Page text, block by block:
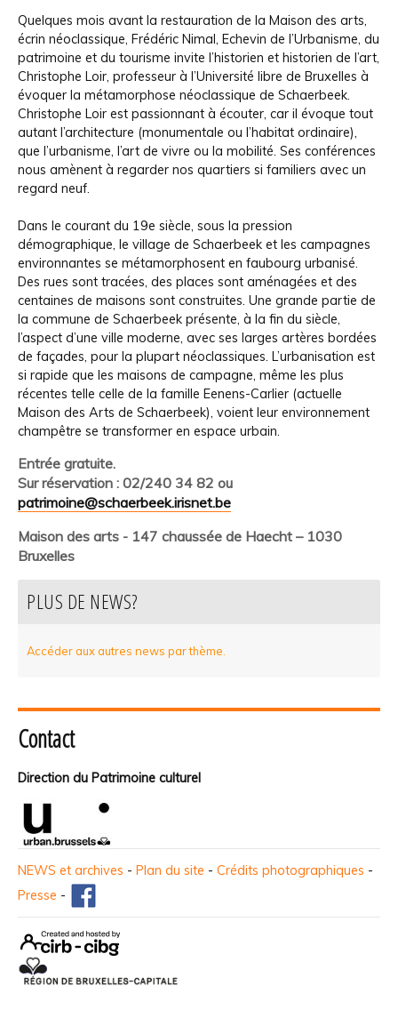
Quelques mois avant la restauration de la Maison des arts,
écrin néoclassique, Frédéric Nimal, Echevin de l’Urbanisme, du
patrimoine et du tourisme invite l’historien et historien de l’art,
Christophe Loir, professeur à l’Université libre de Bruxelles à
évoquer la métamorphose néoclassique de Schaerbeek.
Christophe Loir est passionnant à écouter, car il évoque tout
autant l’architecture (monumentale ou l’habitat ordinaire),
que l’urbanisme, l’art de vivre ou la mobilité. Ses conférences
nous amènent à regarder nos quartiers si familiers avec un
regard neuf.
Dans le courant du 19e siècle, sous la pression
démographique, le village de Schaerbeek et les campagnes
environnantes se métamorphosent en faubourg urbanisé.
Des rues sont tracées, des places sont aménagées et des
centaines de maisons sont construites. Une grande partie de
la commune de Schaerbeek présente, à la fin du siècle,
l’aspect d’une ville moderne, avec ses larges artères bordées
de façades, pour la plupart néoclassiques. L’urbanisation est
si rapide que les maisons de campagne, même les plus
récentes telle celle de la famille Eenens-Carlier (actuelle
Maison des Arts de Schaerbeek), voient leur environnement
champêtre se transformer en espace urbain.
Entrée gratuite.
Sur réservation : 02/240 34 82 ou
patrimoine@schaerbeek.irisnet.be
Maison des arts - 147 chaussée de Haecht – 1030
Bruxelles
PLUS DE NEWS?
Accéder aux autres news par thème.
Contact
Direction du Patrimoine culturel
NEWS et archives - Plan du site - Crédits photographiques -
Presse -